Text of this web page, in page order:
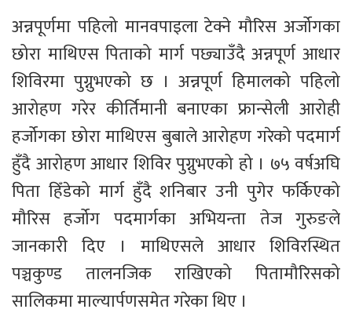
अन्नपूर्णमा पहिलो मानवपाइला टेक्ने मौरिस अर्जोगका
छोरा माथिएस पिताको मार्ग पछ्याउँदै अन्नपूर्ण आधार
शिविरमा पुग्नुभएको छ । अन्नपूर्ण हिमालको पहिलो
आरोहण गरेर कीर्तिमानी बनाएका फ्रान्सेली आरोही
हर्जोगका छोरा माथिएस बुबाले आरोहण गरेको पदमार्ग
हुँदै आरोहण आधार शिविर पुग्नुभएको हो । ७५ वर्षअघि
पिता हिँडेको मार्ग हुँदै शनिबार उनी पुगेर फर्किएको
मौरिस हर्जोग पदमार्गका अभियन्ता तेज गुरुङले
जानकारी दिए । माथिएसले आधार शिविरस्थित
पञ्चकुण्ड तालनजिक राखिएको पितामौरिसको
सालिकमा माल्यार्पणसमेत गरेका थिए ।